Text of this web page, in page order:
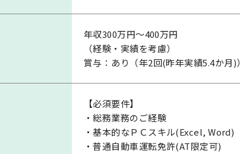
年収300万円～400万円
（経験・実績を考慮）
賞与：あり（年2回(昨年実績5.4か月)）
【必須要件】
・総務業務のご経験
・基本的なＰＣスキル(Excel, Word)
・普通自動車運転免許(AT限定可)